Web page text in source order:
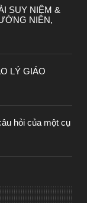
SUY NIỆM &
NIÊN,
LÝ GIÁO
hỏi của một cụ